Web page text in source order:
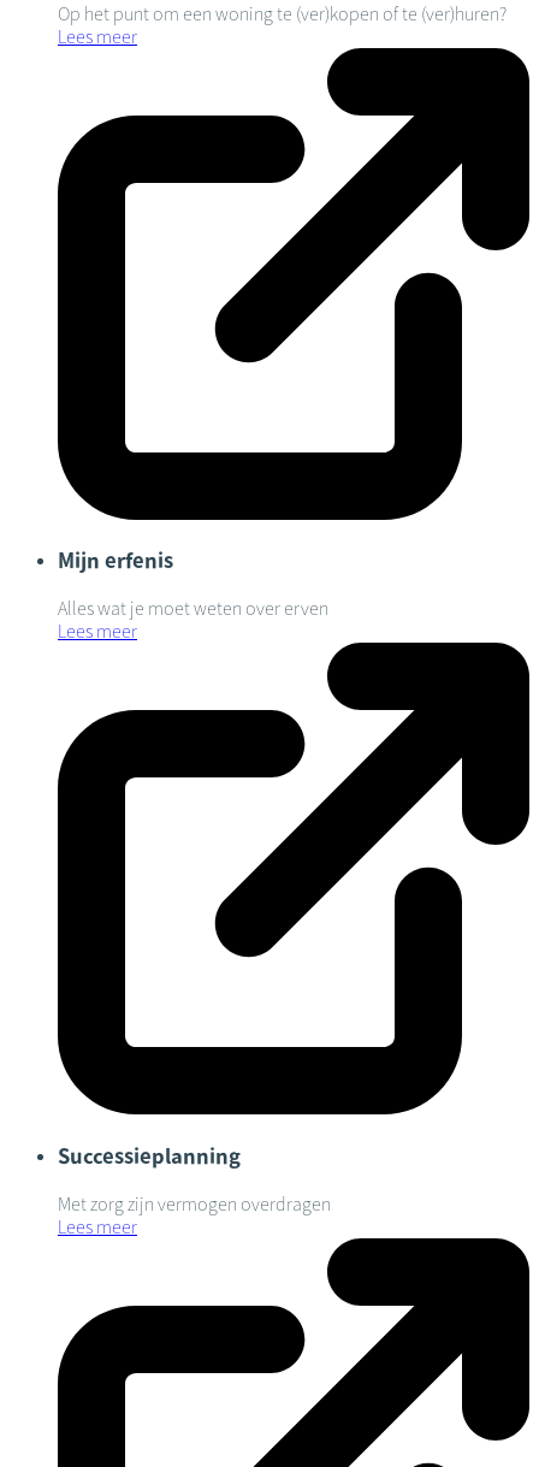
Op het punt om een woning te (ver)kopen of te (ver)huren?
Lees meer
Mijn erfenis
Alles wat je moet weten over erven
Lees meer
Successieplanning
Met zorg zijn vermogen overdragen
Lees meer